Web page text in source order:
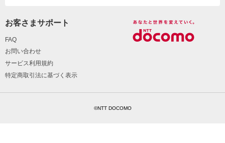
お客さまサポート
FAQ
お問い合わせ
サービス利用規約
特定商取引法に基づく表示
©NTT DOCOMO